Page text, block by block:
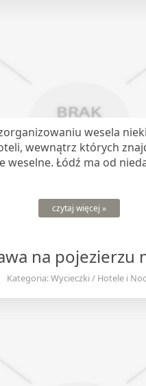
wesela
wewnątrz których
weselne. Łódź ma od
czytaj więcej »
na pojezierzu
Kategoria: Wycieczki / Hotele i